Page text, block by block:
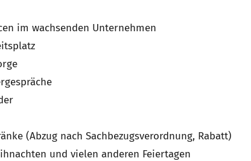
im wachsenden Unternehmen
(Abzug nach Sachbezugsverordnung, Rabatt)
und vielen anderen Feiertagen